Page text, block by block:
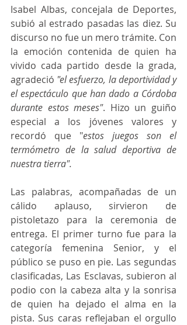
Isabel Albas, concejala de Deportes,
subió al estrado pasadas las diez. Su
discurso no fue un mero trámite. Con
la emoción contenida de quien ha
vivido cada partido desde la grada,
agradeció "el esfuerzo, la deportividad y
el espectáculo que han dado a Córdoba
durante estos meses". Hizo un guiño
especial a los jóvenes valores y
recordó que "estos juegos son el
termómetro de la salud deportiva de
nuestra tierra".
Las palabras, acompañadas de un
cálido aplauso, sirvieron de
pistoletazo para la ceremonia de
entrega. El primer turno fue para la
categoría femenina Senior, y el
público se puso en pie. Las segundas
clasificadas, Las Esclavas, subieron al
podio con la cabeza alta y la sonrisa
de quien ha dejado el alma en la
pista. Sus caras reflejaban el orgullo